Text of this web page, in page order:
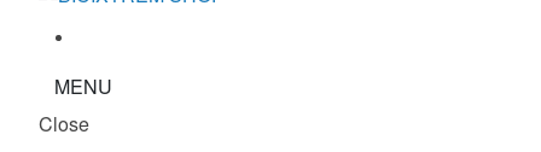
MENU
Close